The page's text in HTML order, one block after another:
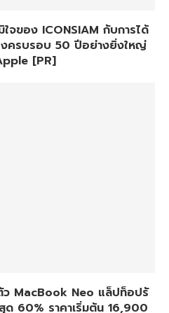
จของ ICONSIAM กับการได้
ครบรอบ 50 ปีอย่างยิ่งใหญ่
[PR]
ว MacBook Neo แล็ปท็อปรั
ด 60% ราคาเริ่มต้น 16,900